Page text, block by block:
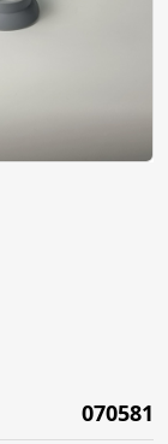
070581